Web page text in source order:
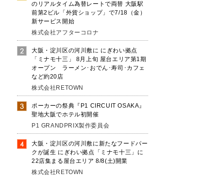
のリアルタイム為替レートで両替 大阪駅
前第2ビル「外貨ショップ」で7/18（金）
新サービス開始
株式会社アフターコロナ
大阪・淀川区の河川敷に にぎわい拠点
「ミナモ十三」 8月上旬 屋台エリア第1期
オープン ラーメン･おでん･寿司･カフェ
など約20店
株式会社RETOWN
ポーカーの祭典『P1 CIRCUIT OSAKA』
聖地大阪でホテル初開催
P1 GRANDPRIX製作委員会
大阪・淀川区の河川敷に新たなフードパー
クが誕生 にぎわい拠点「ミナモ十三」に
22店集まる屋台エリア 8/8(土)開業
株式会社RETOWN